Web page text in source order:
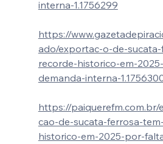
interna-1.1756299
https://
ado/exportac-o-de-
recorde-historico-em-
demanda-interna-
https://paiquerefm.com.br/
cao-de-sucata-ferrosa-
historico-em-2025-por-